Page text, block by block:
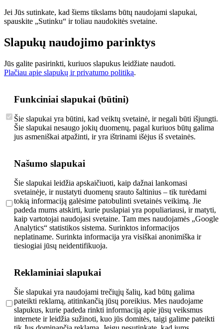
Jei Jūs sutinkate, kad šiems tikslams būtų naudojami slapukai,
spauskite „Sutinku“ ir toliau naudokitės svetaine.
Slapukų naudojimo parinktys
Jūs galite pasirinkti, kuriuos slapukus leidžiate naudoti.
Plačiau apie slapukų ir privatumo politiką.
Funkciniai slapukai (būtini)
Šie slapukai yra būtini, kad veiktų svetainė, ir negali būti išjungti.
Šie slapukai nesaugo jokių duomenų, pagal kuriuos būtų galima
jus asmeniškai atpažinti, ir yra ištrinami išėjus iš svetainės.
Našumo slapukai
Šie slapukai leidžia apskaičiuoti, kaip dažnai lankomasi
svetainėje, ir nustatyti duomenų srauto šaltinius – tik turėdami
tokią informaciją galėsime patobulinti svetainės veikimą. Jie
padeda mums atskirti, kurie puslapiai yra populiariausi, ir matyti,
kaip vartotojai naudojasi svetaine. Tam mes naudojamės „Google
Analytics“ statistikos sistema. Surinktos informacijos
neplatiname. Surinkta informacija yra visiškai anonimiška ir
tiesiogiai jūsų neidentifikuoja.
Reklaminiai slapukai
Šie slapukai yra naudojami trečiųjų šalių, kad būtų galima
pateikti reklamą, atitinkančią jūsų poreikius. Mes naudojame
slapukus, kurie padeda rinkti informaciją apie jūsų veiksmus
internete ir leidžia sužinoti, kuo jūs domitės, taigi galime pateikti